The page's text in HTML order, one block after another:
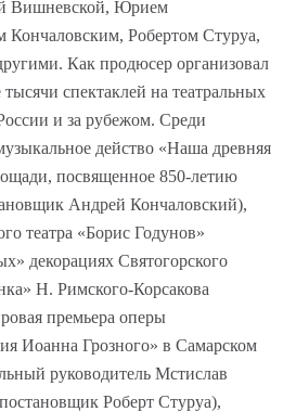
Вишневской, Юрием
Робертом Стуруа,
Как продюсер организовал
спектаклей на театральных
и за рубежом. Среди
действо «Наша древняя
посвященное 850-летию
Андрей Кончаловский),
театра «Борис Годунов»
декорациях Святогорского
Н. Римского-Корсакова
премьера оперы
Иоанна Грозного» в Самарском
руководитель Мстислав
Роберт Стуруа),